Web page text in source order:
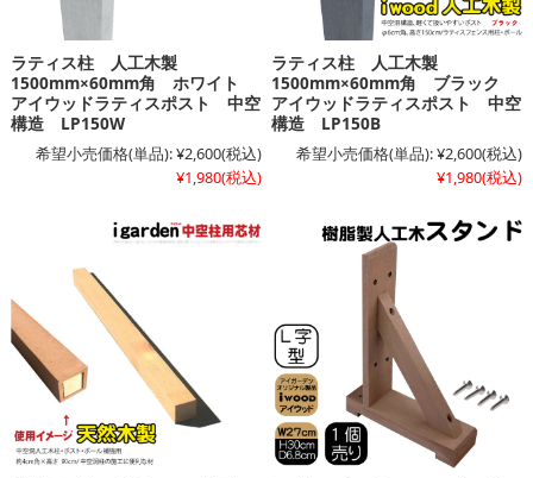
ラティス柱 人工木製
1500mm×60mm角 ホワイト
アイウッドラティスポスト 中空
構造 LP150W
希望小売価格(単品):¥2,600(税込)
¥1,980(税込)
ラティス柱 人工木製
1500mm×60mm角 ブラック
アイウッドラティスポスト 中空
構造 LP150B
希望小売価格(単品):¥2,600(税込)
¥1,980(税込)